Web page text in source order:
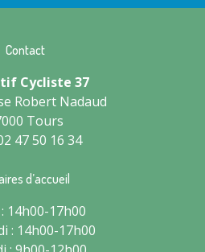
Contact
Cycliste 37
Robert Nadaud
Tours
47 50 16 34
d’accueil
14h00-17h00
: 14h00-17h00